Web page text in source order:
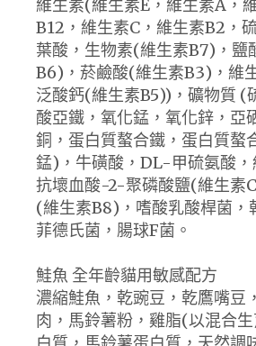
維生素(維生素E，維生素A，
B12，維生素C，維生素B2，
葉酸，生物素(維生素B7)，鹽
B6)，菸鹼酸(維生素B3)，維
泛酸鈣(維生素B5))，礦物質 (
酸亞鐵，氧化錳，氧化鋅，亞
銅，蛋白質螯合鐵，蛋白質螯
錳)，牛磺酸，DL-甲硫氨酸
抗壞血酸-2-聚磷酸鹽(維生素
(維生素B8)，嗜酸乳酸桿菌，
菲德氏菌，腸球F菌。
鮭魚 全年齡貓用敏感配方
濃縮鮭魚，乾豌豆，乾鷹嘴豆
肉，馬鈴薯粉，雞脂(以混合